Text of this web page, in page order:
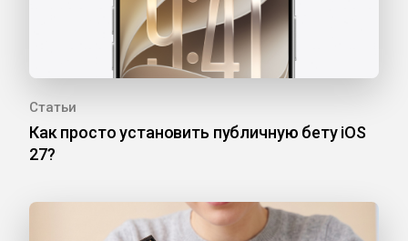
Статьи
Как просто установить публичную бету iOS
27?